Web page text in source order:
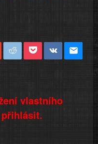
vlastního